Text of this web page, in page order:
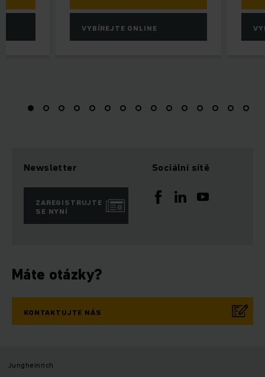
VYBÍREJTE ONLINE
Newsletter
ZAREGISTRUJTE
SE NYNÍ
Sociální sítě
Máte otázky?
KONTAKTUJTE NÁS
Jungheinrich